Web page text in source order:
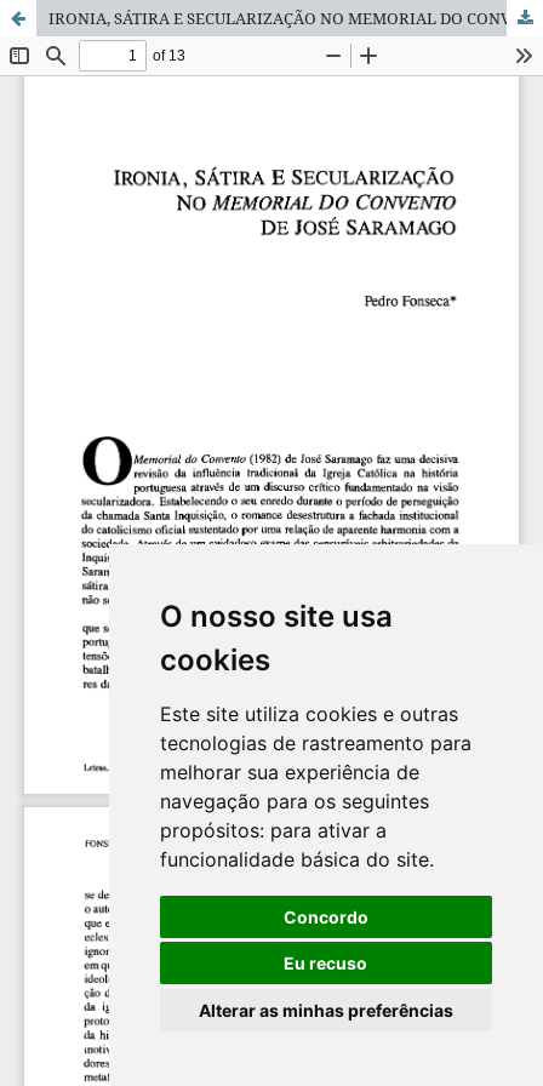
O nosso site usa
cookies
Este site utiliza cookies e outras
tecnologias de rastreamento para
melhorar sua experiência de
navegação para os seguintes
propósitos: para ativar a
funcionalidade básica do site.
Concordo
Eu recuso
Alterar as minhas preferências
IRONIA, SÁTIRA E SECULARIZAÇÃO NO MEMORIAL DO CONVENTO DE JOSÉ S ARAM AGO